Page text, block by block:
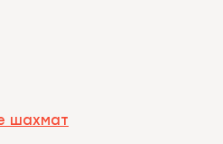
шахмат